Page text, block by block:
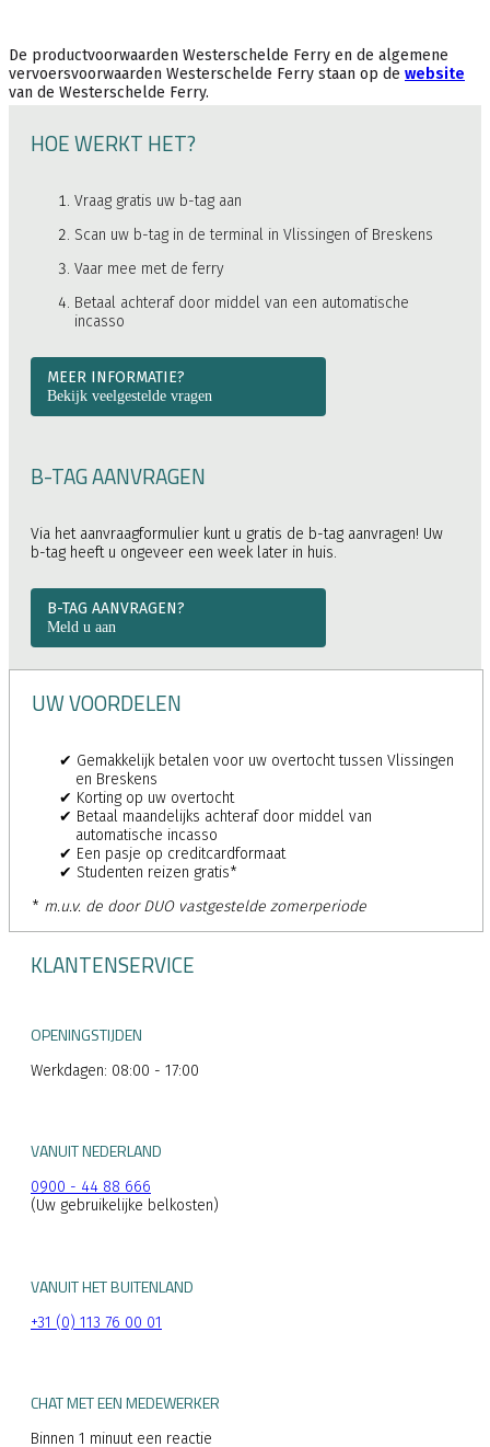
De productvoorwaarden Westerschelde Ferry en de algemene
vervoersvoorwaarden Westerschelde Ferry staan op de website
van de Westerschelde Ferry.
HOE WERKT HET?
Vraag gratis uw b-tag aan
Scan uw b-tag in de terminal in Vlissingen of Breskens
Vaar mee met de ferry
Betaal achteraf door middel van een automatische
incasso
MEER INFORMATIE?
Bekijk veelgestelde vragen
B-TAG AANVRAGEN
Via het aanvraagformulier kunt u gratis de b-tag aanvragen! Uw
b-tag heeft u ongeveer een week later in huis.
B-TAG AANVRAGEN?
Meld u aan
UW VOORDELEN
Gemakkelijk betalen voor uw overtocht tussen Vlissingen
en Breskens
Korting op uw overtocht
Betaal maandelijks achteraf door middel van
automatische incasso
Een pasje op creditcardformaat
Studenten reizen gratis*
* m.u.v. de door DUO vastgestelde zomerperiode
KLANTENSERVICE
OPENINGSTIJDEN
Werkdagen: 08:00 - 17:00
VANUIT NEDERLAND
0900 - 44 88 666
(Uw gebruikelijke belkosten)
VANUIT HET BUITENLAND
+31 (0) 113 76 00 01
CHAT MET EEN MEDEWERKER
Binnen 1 minuut een reactie